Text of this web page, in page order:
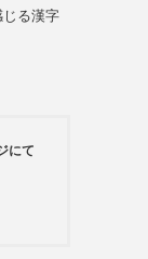
る漢字
にて